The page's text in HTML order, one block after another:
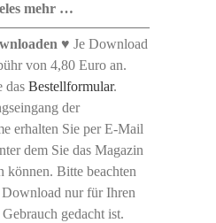
mehr …
♥ Je Download
von 4,80 Euro an.
dasBestellformular.
der
erhalten Sie per E-Mail
dem Sie das Magazin
können. Bitte beachten
Download nur für Ihren
gedacht ist.